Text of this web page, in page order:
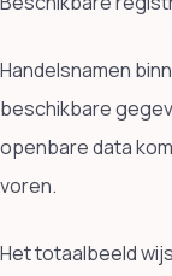
Handelsnamen
beschikbare
openbare data
voren.
Het totaalbeeld